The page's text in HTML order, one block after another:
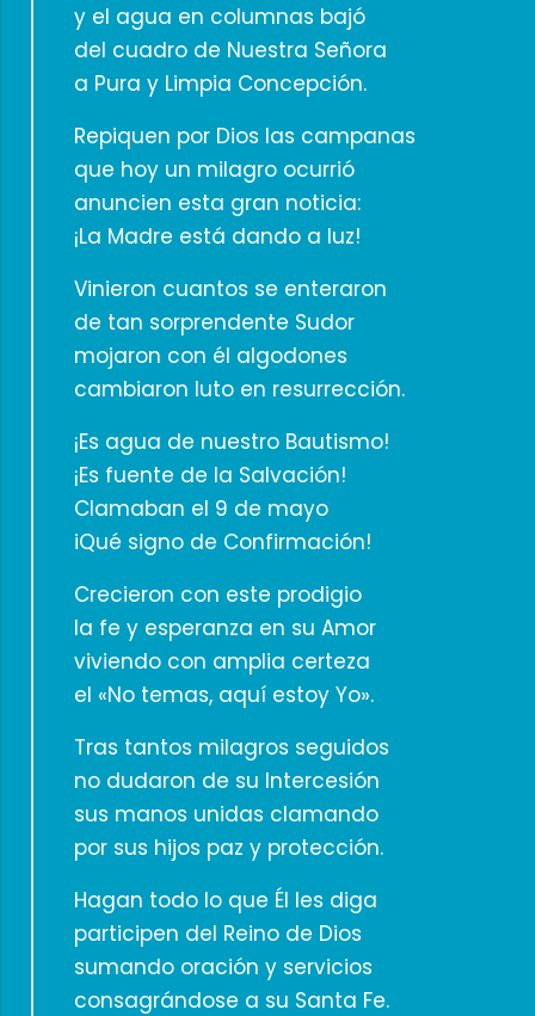
y el agua en columnas bajó
del cuadro de Nuestra Señora
a Pura y Limpia Concepción.
Repiquen por Dios las campanas
que hoy un milagro ocurrió
anuncien esta gran noticia:
¡La Madre está dando a luz!
Vinieron cuantos se enteraron
de tan sorprendente Sudor
mojaron con él algodones
cambiaron luto en resurrección.
¡Es agua de nuestro Bautismo!
¡Es fuente de la Salvación!
Clamaban el 9 de mayo
iQué signo de Confirmación!
Crecieron con este prodigio
la fe y esperanza en su Amor
viviendo con amplia certeza
el «No temas, aquí estoy Yo».
Tras tantos milagros seguidos
no dudaron de su Intercesión
sus manos unidas clamando
por sus hijos paz y protección.
Hagan todo lo que Él les diga
participen del Reino de Dios
sumando oración y servicios
consagrándose a su Santa Fe.